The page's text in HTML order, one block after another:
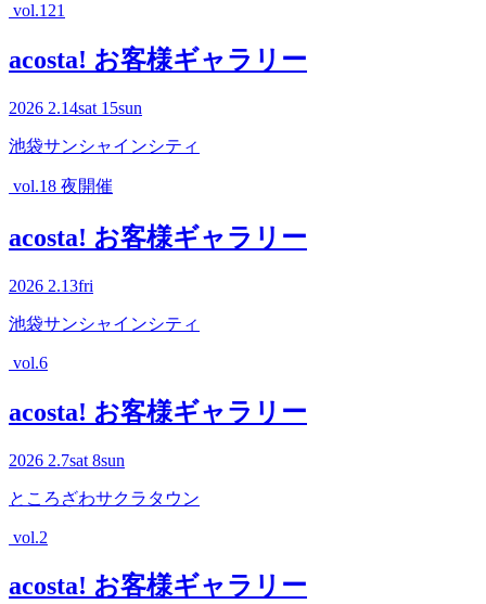
vol.121
acosta! お客様ギャラリー
2026 2.14sat 15sun
池袋サンシャインシティ
vol.18 夜開催
acosta! お客様ギャラリー
2026 2.13fri
池袋サンシャインシティ
vol.6
acosta! お客様ギャラリー
2026 2.7sat 8sun
ところざわサクラタウン
vol.2
acosta! お客様ギャラリー